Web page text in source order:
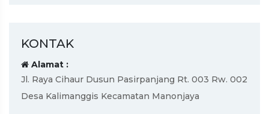
KONTAK
Alamat :
Jl. Raya Cihaur Dusun Pasirpanjang Rt. 003 Rw. 002
Desa Kalimanggis Kecamatan Manonjaya